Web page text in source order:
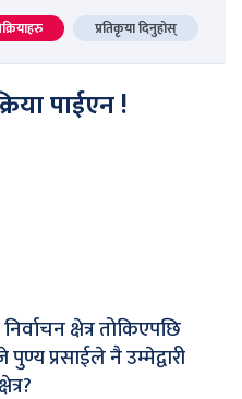
प्रतिकृया दिनुहोस्
पाईएन !
क्षेत्र तोकिएपछि
प्रसाईले नै उम्मेद्वारी